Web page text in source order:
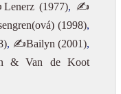
(1977), ✍
(1998),
, ✍Bailyn (2001),
& Van de Koot